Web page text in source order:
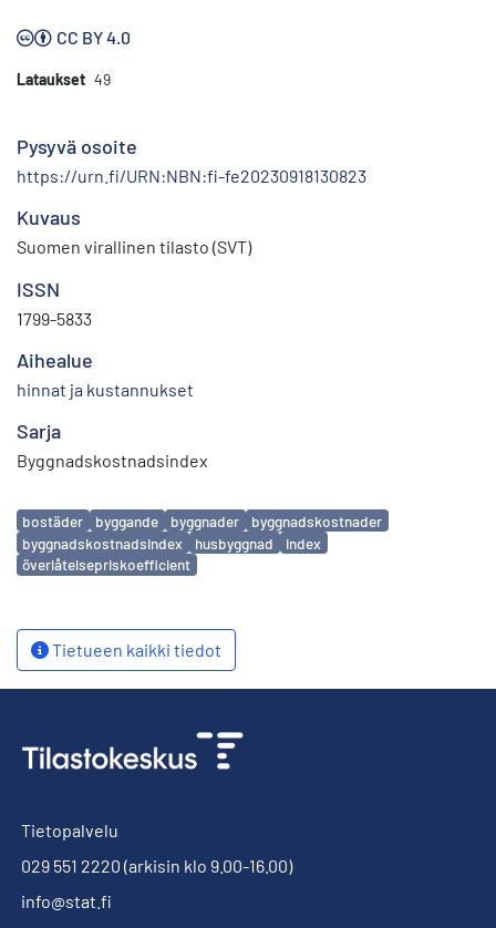
CC BY 4.0
Lataukset 49
Pysyvä osoite
https://urn.fi/URN:NBN:fi-fe20230918130823
Kuvaus
Suomen virallinen tilasto (SVT)
ISSN
1799-5833
Aihealue
hinnat ja kustannukset
Sarja
Byggnadskostnadsindex
Avainsanat
bostäder byggande byggnader
byggnadskostnader
byggnadskostnadsindex
husbyggnad
index
överlåtelsepriskoefficient
Tietueen kaikki tiedot
Tietopalvelu
029 551 2220 (arkisin klo 9.00-16.00)
info@stat.fi